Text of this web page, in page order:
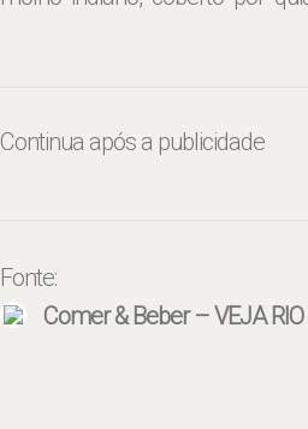
Continua após a publicidade
Fonte:
Comer & Beber – VEJA RIO